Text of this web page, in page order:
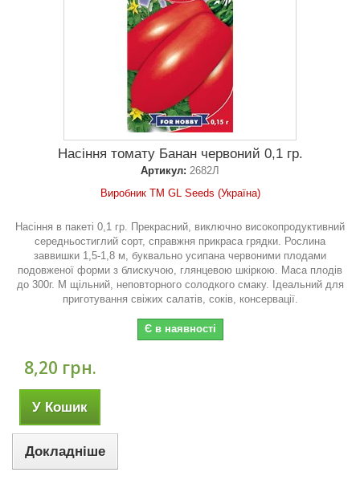
Насіння томату Банан червоний 0,1 гр.
Артикул: 2682Л
Виробник ТМ GL Seeds (Україна)
Насіння в пакеті 0,1 гр. Прекрасний, виключно високопродуктивний
середньостиглий сорт, справжня прикраса грядки. Рослина
заввишки 1,5-1,8 м, буквально усипана червоними плодами
подовженої форми з блискучою, глянцевою шкіркою. Маса плодів
до 300г. М щільний, неповторного солодкого смаку. Ідеальний для
приготування свіжих салатів, соків, консервації.
Є в наявності
8,20 грн.
У Кошик
Докладніше